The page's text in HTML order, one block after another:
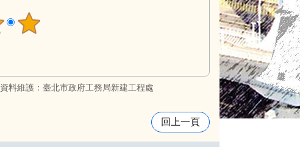
資料維護：臺北市政府工務局新建工程處
回上一頁